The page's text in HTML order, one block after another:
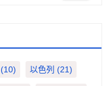
(10) 以色列 (21)